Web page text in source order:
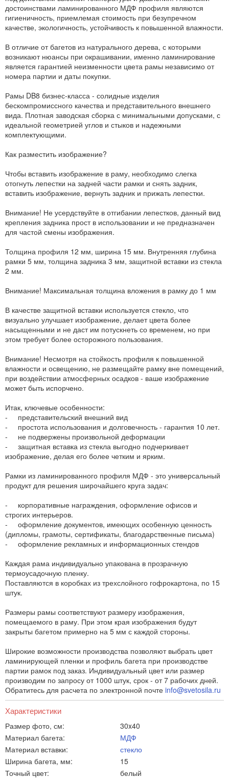
достоинствами ламинированного МДФ профиля являются
гигиеничность, приемлемая стоимость при безупречном
качестве, экологичность, устойчивость к повышенной влажности.
В отличие от багетов из натурального дерева, с которыми
возникают нюансы при окрашивании, именно ламинирование
является гарантией неизменности цвета рамы независимо от
номера партии и даты покупки.
Рамы DB8 бизнес-класса - солидные изделия
бескомпромиссного качества и представительного внешнего
вида. Плотная заводская сборка с минимальными допусками, с
идеальной геометрией углов и стыков и надежными
комплектующими.
Как разместить изображение?
Чтобы вставить изображение в раму, необходимо слегка
отогнуть лепестки на задней части рамки и снять задник,
вставить изображение, вернуть задник и прижать лепестки.
Внимание! Не усердствуйте в отгибании лепестков, данный вид
крепления задника прост в использовании и не предназначен
для частой смены изображения.
Толщина профиля 12 мм, ширина 15 мм. Внутренняя глубина
рамки 5 мм, толщина задника 3 мм, защитной вставки из стекла
2 мм.
Внимание! Максимальная толщина вложения в рамку до 1 мм
В качестве защитной вставки используется стекло, что
визуально улучшает изображение, делает цвета более
насыщенными и не даст им потускнеть со временем, но при
этом требует более осторожного пользования.
Внимание! Несмотря на стойкость профиля к повышенной
влажности и освещению, не размещайте рамку вне помещений,
при воздействии атмосферных осадков - ваше изображение
может быть испорчено.
Итак, ключевые особенности:
- представительский внешний вид
- простота использования и долговечность - гарантия 10 лет.
- не подвержены произвольной деформации
- защитная вставка из стекла выгодно подчеркивает
изображение, делая его более четким и ярким.
Рамки из ламинированного профиля МДФ - это универсальный
продукт для решения широчайшего круга задач:
- корпоративные награждения, оформление офисов и
строгих интерьеров.
- оформление документов, имеющих особенную ценность
(дипломы, грамоты, сертификаты, благодарственные письма)
- оформление рекламных и информационных стендов
Каждая рама индивидуально упакована в прозрачную
термоусадочную пленку.
Поставляются в коробках из трехслойного гофрокартона, по 15
штук.
Размеры рамы соответствуют размеру изображения,
помещаемого в раму. При этом края изображения будут
закрыты багетом примерно на 5 мм с каждой стороны.
Широкие возможности производства позволяют выбрать цвет
ламинирующей пленки и профиль багета при производстве
партии рамок под заказ. Индивидуальный цвет или размер
производим по запросу от 1000 штук, срок - от 7 рабочих дней.
Обратитесь для расчета по электронной почте info@svetosila.ru
Характеристики
Размер фото, см:
30x40
Материал багета:
МДФ
Материал вставки:
стекло
Ширина багета, мм:
15
Точный цвет:
белый